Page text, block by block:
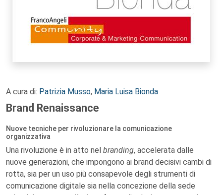
A cura di: Patrizia Musso, Maria Luisa Bionda
Brand Renaissance
Nuove tecniche per rivoluzionare la comunicazione
organizzativa
Una rivoluzione è in atto nel branding, accelerata dalle
nuove generazioni, che impongono ai brand decisivi cambi di
rotta, sia per un uso più consapevole degli strumenti di
comunicazione digitale sia nella concezione della sede